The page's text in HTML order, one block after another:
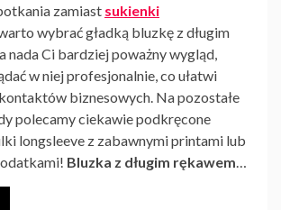
zamiast sukienki
wybrać gładką bluzkę z długim
nada Ci bardziej poważny wygląd,
w niej profesjonalnie, co ułatwi
biznesowych. Na pozostałe
polecamy ciekawie podkręcone
longsleeve z zabawnymi printami lub
Bluzka z długim rękawem